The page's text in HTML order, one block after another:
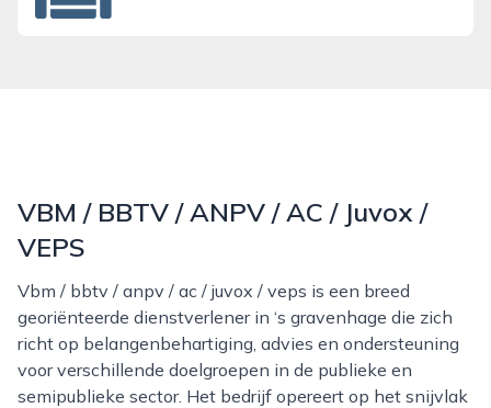
VBM / BBTV / ANPV / AC / Juvox /
VEPS
Vbm / bbtv / anpv / ac / juvox / veps is een breed
georiënteerde dienstverlener in ‘s gravenhage die zich
richt op belangenbehartiging, advies en ondersteuning
voor verschillende doelgroepen in de publieke en
semipublieke sector. Het bedrijf opereert op het snijvlak